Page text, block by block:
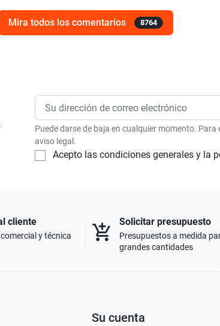
Mira todos los comentarios 8764
Puede darse de baja en cualquier momento.
aviso legal.
Acepto las condiciones generales y la
cliente
y técnica add_shopping_cart
Solicitar presupuesto
Presupuestos a medida
grandes cantidades
Su cuenta